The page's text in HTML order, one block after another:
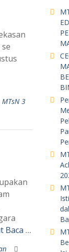
MTsN 3
Baca …